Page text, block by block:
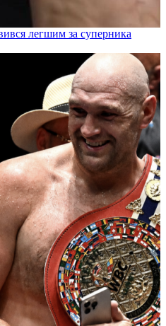
легшим за суперника